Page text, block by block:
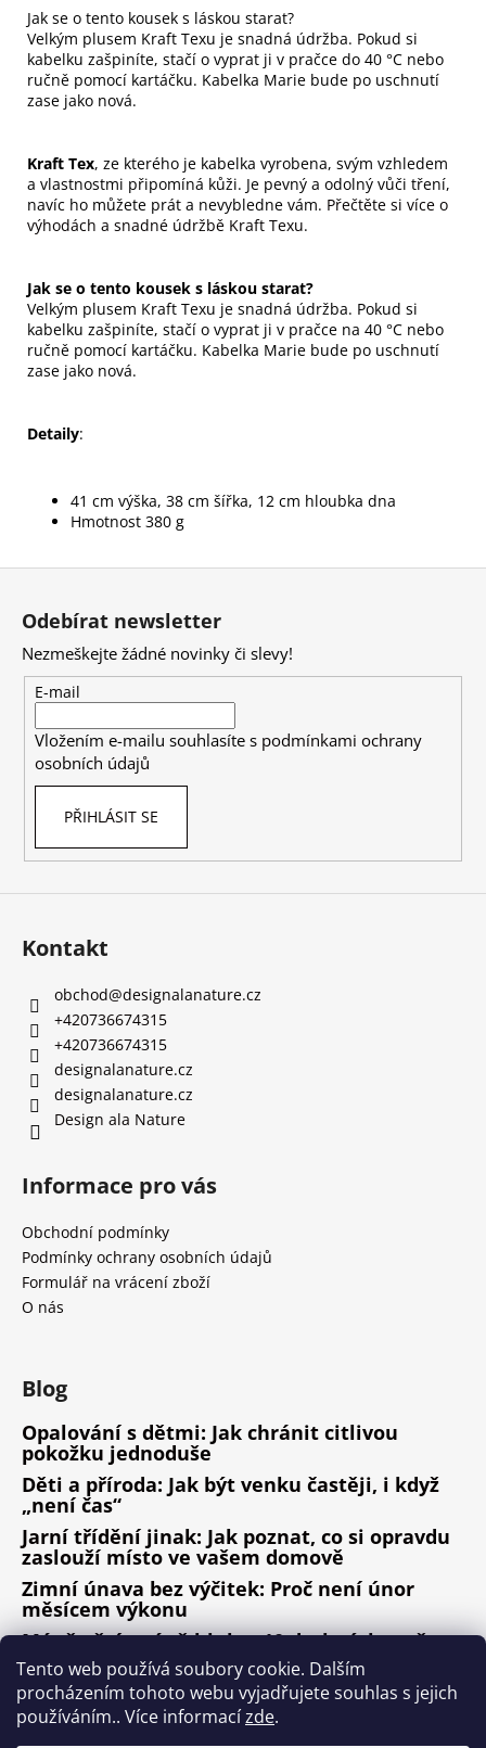
Tento web používá soubory cookie. Dalším
procházením tohoto webu vyjadřujete souhlas s jejich
používáním.. Více informacízde.
Jak se o tento kousek s láskou starat?
Velkým plusem Kraft Texu je snadná údržba. Pokud si
kabelku zašpiníte, stačí o vyprat ji v pračce do 40 °C nebo
ručně pomocí kartáčku. Kabelka Marie bude po uschnutí
zase jako nová.
Kraft Tex, ze kterého je kabelka vyrobena, svým vzhledem
a vlastnostmi připomíná kůži. Je pevný a odolný vůči tření,
navíc ho můžete prát a nevybledne vám. Přečtěte si více o
výhodách a snadné údržbě Kraft Texu.
Jak se o tento kousek s láskou starat?
Velkým plusem Kraft Texu je snadná údržba. Pokud si
kabelku zašpiníte, stačí o vyprat ji v pračce na 40 °C nebo
ručně pomocí kartáčku. Kabelka Marie bude po uschnutí
zase jako nová.
Detaily:
41 cm výška, 38 cm šířka, 12 cm hloubka dna
Hmotnost 380 g
Z
Odebírat newsletter
Nezmeškejte žádné novinky či slevy!
E-mail
Vložením e-mailu souhlasíte s podmínkami ochrany
osobních údajů
PŘIHLÁSIT SE
Kontakt
obchod@designalanature.cz
+420736674315
+420736674315
designalanature.cz
designalanature.cz
Design ala Nature
Informace pro vás
Obchodní podmínky
Podmínky ochrany osobních údajů
Formulář na vrácení zboží
O nás
Blog
Opalování s dětmi: Jak chránit citlivou
pokožku jednoduše
Děti a příroda: Jak být venku častěji, i když
„není čas“
Jarní třídění jinak: Jak poznat, co si opravdu
zaslouží místo ve vašem domově
Zimní únava bez výčitek: Proč není únor
měsícem výkonu
Méně věcí, méně hluku: 10 drobných změn,
které fungují
ARCHIV